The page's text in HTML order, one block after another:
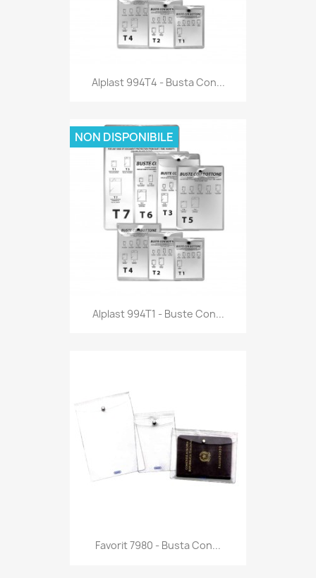
Anteprima
Alplast 994T4 - Busta Con...
Anteprima
Alplast 994T1 - Buste Con...
NON DISPONIBILE
Anteprima
Favorit 7980 - Busta Con...